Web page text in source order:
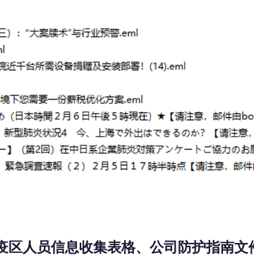
人员信息收集表格、公司防护指南文